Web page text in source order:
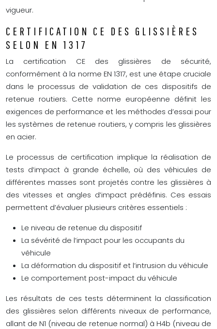
vigueur.
CERTIFICATION CE DES GLISSIÈRES
SELON EN 1317
La certification CE des glissières de sécurité,
conformément à la norme EN 1317, est une étape cruciale
dans le processus de validation de ces dispositifs de
retenue routiers. Cette norme européenne définit les
exigences de performance et les méthodes d’essai pour
les systèmes de retenue routiers, y compris les glissières
en acier.
Le processus de certification implique la réalisation de
tests d’impact à grande échelle, où des véhicules de
différentes masses sont projetés contre les glissières à
des vitesses et angles d’impact prédéfinis. Ces essais
permettent d’évaluer plusieurs critères essentiels :
Le niveau de retenue du dispositif
La sévérité de l’impact pour les occupants du
véhicule
La déformation du dispositif et l’intrusion du véhicule
Le comportement post-impact du véhicule
Les résultats de ces tests déterminent la classification
des glissières selon différents niveaux de performance,
allant de N1 (niveau de retenue normal) à H4b (niveau de